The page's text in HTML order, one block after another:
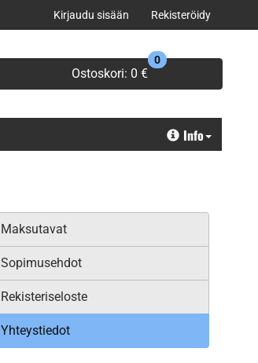
Kirjaudu sisään Rekisteröidy
Ostoskori: 0 €
0
Info
Maksutavat
Sopimusehdot
Rekisteriseloste
Yhteystiedot